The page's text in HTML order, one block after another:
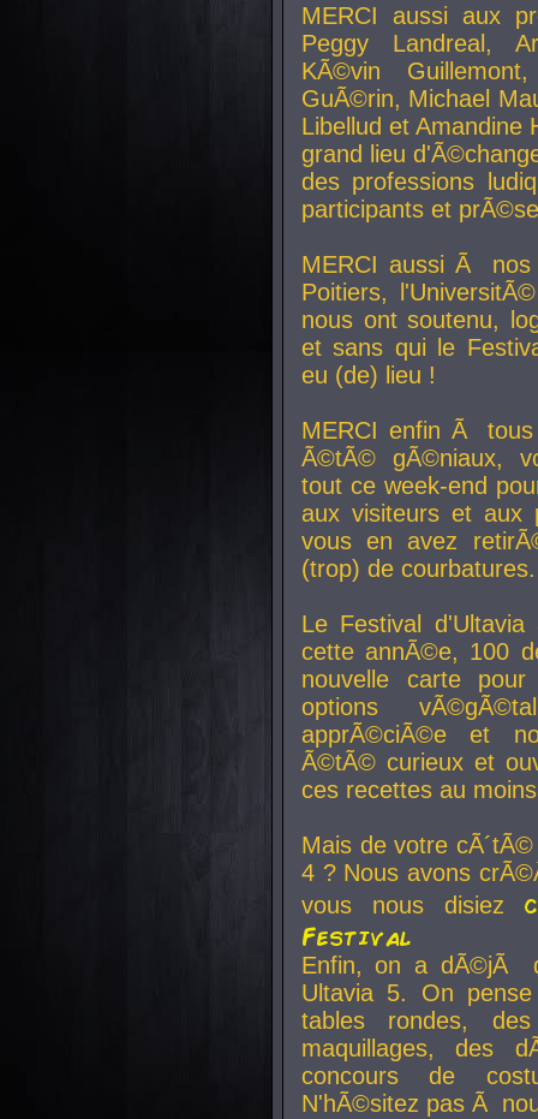
MERCI aussi aux
Peggy Landreal,
KÃ©vin
GuÃ©rin, Michael
Libellud et Amandine
grand lieu
des professions
participants et
MERCI aussi Ã nos
Poitiers,
nous ont soutenu,
et sans qui le
eu (de) lieu !
MERCI enfin Ã
Ã©tÃ© gÃ©niaux,
tout ce week-end
aux visiteurs et aux
vous en avez
(trop) de courbatures.
Le Festival
cette annÃ©e, 100
nouvelle carte
options
apprÃ©ciÃ©e et
Ã©tÃ© curieux et
ces recettes au
Mais de votre
4 ? Nous avons
vous nous disiez
Festival
Enfin, on a dÃ©jÃ
Ultavia 5. On
tables rondes,
maquillages, des
concours de
N'hÃ©sitez pas Ã